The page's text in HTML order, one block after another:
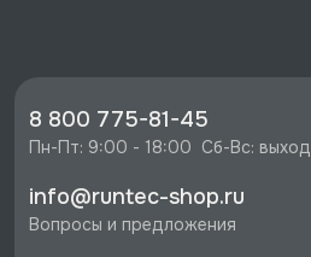
⚡️ Бесплатная доставка в
Петербурге и по РФ, если
♥️ Наличие товаров,
8 800 775-81-45
Пн-Пт: 9:00 - 18:00  Сб-Вс:
info@runtec-shop.ru
Вопросы и предложения